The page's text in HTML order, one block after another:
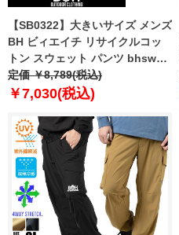
【SB0322】大きいサイズ メンズ
BH ビィエイチ リサイクルコッ
トン スウェット パンツ bhswp-
240101
定価 ￥8,789(税込)
￥7,030(税込)